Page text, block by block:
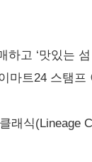
고 ‘맛있는
마트24 스탬
래식(Lineage